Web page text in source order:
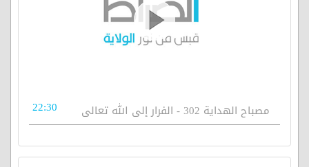
مصباح الهداية 302 - الفرار إلى الله تعالى 22:30